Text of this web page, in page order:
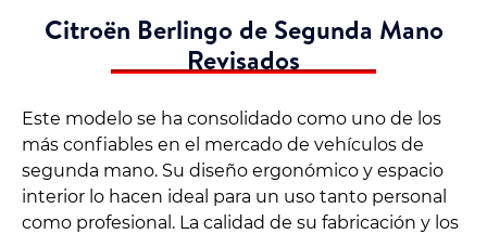
Citroën Berlingo de Segunda Mano
Revisados
Este modelo se ha consolidado como uno de los
más confiables en el mercado de vehículos de
segunda mano. Su diseño ergonómico y espacio
interior lo hacen ideal para un uso tanto personal
como profesional. La calidad de su fabricación y los